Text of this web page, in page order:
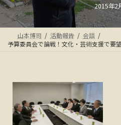
最
終
更
新
日
時
:
2015年2
山本博司 活動報告
会談
予算委員会で論戦！文化・芸術支援で要